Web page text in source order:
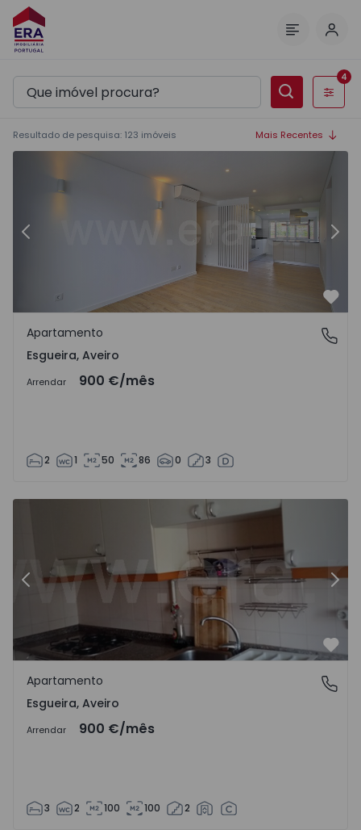
Filtros
4
Resultado de pesquisa: 123 imóveis Mais Recentes
Anterior
Esgueira, Aveiro
Apartamento
Esgueira, Aveiro
Arrendar 900 €/mês
2 1 50 86 0 3
Anterior
Esgueira, Aveiro
Apartamento
Esgueira, Aveiro
Arrendar 900 €/mês
3 2 100 100 2